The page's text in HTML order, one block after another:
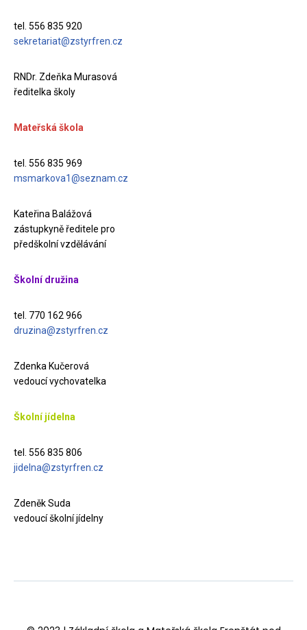
tel. 556 835 920
sekretariat@zstyrfren.cz
RNDr. Zdeňka Murasová
ředitelka školy
Mateřská škola
tel. 556 835 969
msmarkova1@seznam.cz
Kateřina Balážová
zástupkyně ředitele pro
předškolní vzdělávání
Školní družina
tel. 770 162 966
druzina@zstyrfren.cz
Zdenka Kučerová
vedoucí vychovatelka
Školní jídelna
tel. 556 835 806
jidelna@zstyrfren.cz
Zdeněk Suda
vedoucí školní jídelny